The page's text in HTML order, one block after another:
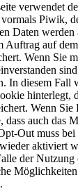
verwendet
Piwik,
Daten
Auftrag auf
Wenn Sie
In diesem Fall
hinterlegt,
Wenn Sie
dass auch das
Out muss bei
aktiviert
der